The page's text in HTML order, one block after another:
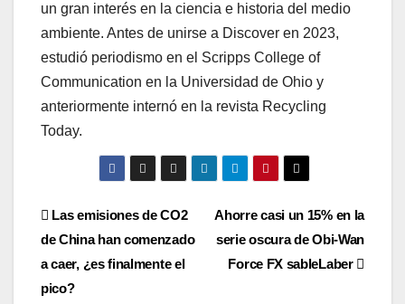
un gran interés en la ciencia e historia del medio
ambiente. Antes de unirse a Discover en 2023,
estudió periodismo en el Scripps College of
Communication en la Universidad de Ohio y
anteriormente internó en la revista Recycling
Today.
Post
navigation
Ahorre casi un 15% en la
serie oscura de Obi-Wan
Force FX sableLaber
Las emisiones de CO2
de China han comenzado
a caer, ¿es finalmente el
pico?